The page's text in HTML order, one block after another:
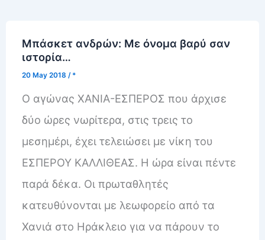
Μπάσκετ ανδρών: Με όνομα βαρύ σαν
ιστορία…
20 May 2018/ *
Ο αγώνας ΧΑΝΙΑ-ΕΣΠΕΡΟΣ που άρχισε
δύο ώρες νωρίτερα, στις τρεις το
μεσημέρι, έχει τελειώσει με νίκη του
ΕΣΠΕΡΟΥ ΚΑΛΛΙΘΕΑΣ. Η ώρα είναι πέντε
παρά δέκα. Οι πρωταθλητές
κατευθύνονται με λεωφορείο από τα
Χανιά στο Ηράκλειο για να πάρουν το